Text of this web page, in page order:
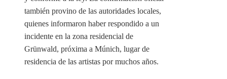
también provino de las autoridades locales,
quienes informaron haber respondido a un
incidente en la zona residencial de
Grünwald, próxima a Múnich, lugar de
residencia de las artistas por muchos años.